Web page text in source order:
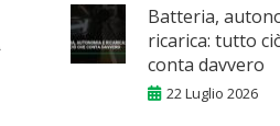
Batteria,
ricarica: tutto
conta davvero
22 Luglio 2026